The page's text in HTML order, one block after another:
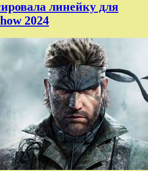
линейку для
2024